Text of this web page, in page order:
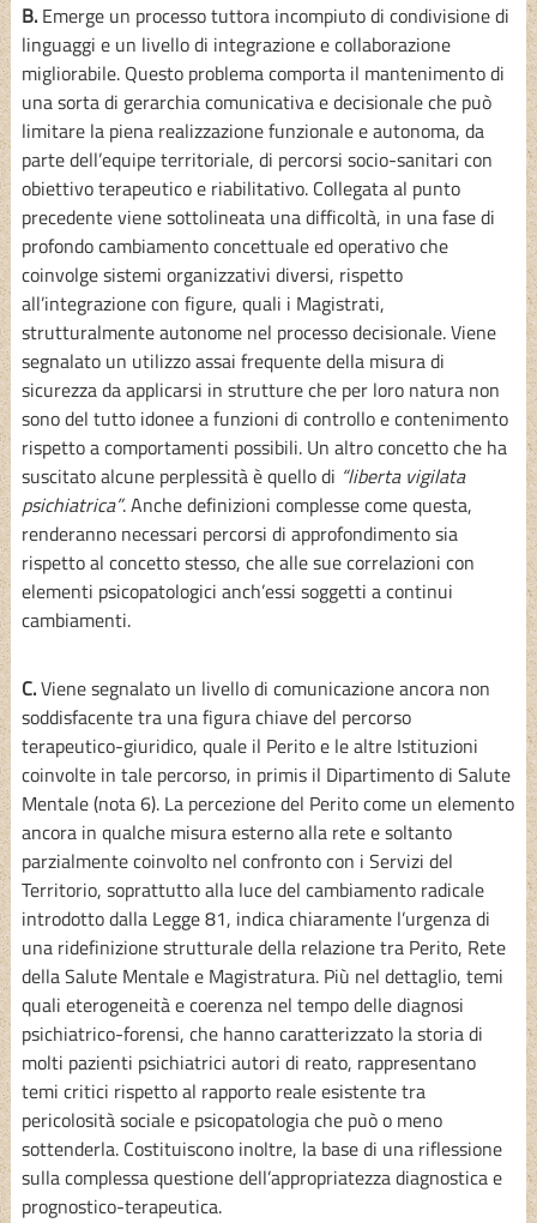
B.Emerge un processo tuttora incompiuto di condivisione di
linguaggi e un livello di integrazione e collaborazione
migliorabile. Questo problema comporta il mantenimento di
una sorta di gerarchia comunicativa e decisionale che può
limitare la piena realizzazione funzionale e autonoma, da
parte dell’equipe territoriale, di percorsi socio-sanitari con
obiettivo terapeutico e riabilitativo. Collegata al punto
precedente viene sottolineata una difficoltà, in una fase di
profondo cambiamento concettuale ed operativo che
coinvolge sistemi organizzativi diversi, rispetto
all’integrazione con figure, quali i Magistrati,
strutturalmente autonome nel processo decisionale. Viene
segnalato un utilizzo assai frequente della misura di
sicurezza da applicarsi in strutture che per loro natura non
sono del tutto idonee a funzioni di controllo e contenimento
rispetto a comportamenti possibili. Un altro concetto che ha
suscitato alcune perplessità è quello di “liberta vigilata
psichiatrica”. Anche definizioni complesse come questa,
renderanno necessari percorsi di approfondimento sia
rispetto al concetto stesso, che alle sue correlazioni con
elementi psicopatologici anch’essi soggetti a continui
cambiamenti.
C.Viene segnalato un livello di comunicazione ancora non
soddisfacente tra una figura chiave del percorso
terapeutico-giuridico, quale il Perito e le altre Istituzioni
coinvolte in tale percorso, in primis il Dipartimento di Salute
Mentale (nota 6). La percezione del Perito come un elemento
ancora in qualche misura esterno alla rete e soltanto
parzialmente coinvolto nel confronto con i Servizi del
Territorio, soprattutto alla luce del cambiamento radicale
introdotto dalla Legge 81, indica chiaramente l’urgenza di
una ridefinizione strutturale della relazione tra Perito, Rete
della Salute Mentale e Magistratura. Più nel dettaglio, temi
quali eterogeneità e coerenza nel tempo delle diagnosi
psichiatrico-forensi, che hanno caratterizzato la storia di
molti pazienti psichiatrici autori di reato, rappresentano
temi critici rispetto al rapporto reale esistente tra
pericolosità sociale e psicopatologia che può o meno
sottenderla. Costituiscono inoltre, la base di una riflessione
sulla complessa questione dell’appropriatezza diagnostica e
prognostico-terapeutica.